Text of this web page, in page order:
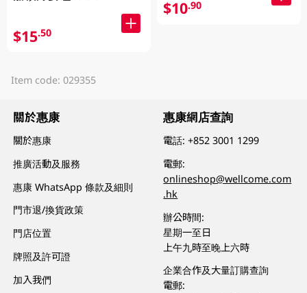
$15.50
$10.90
Item code: 029355
關於惠康
關於惠康
推廣活動及服務
惠康 WhatsApp 條款及細則
門市退/換貨政策
門店位置
牌照及許可證
加入我們
惠康網店查詢
電話:+852 3001 1299
電郵:
onlineshop@wellcome.com
.hk
辦公時間:
星期一至日
上午九時至晚上六時
企業合作及大量訂購查詢
電郵: